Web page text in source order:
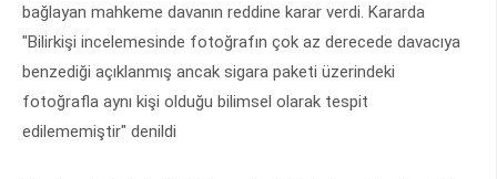
bağlayan mahkeme davanın reddine karar verdi. Kararda
"Bilirkişi incelemesinde fotoğrafın çok az derecede davacıya
benzediği açıklanmış ancak sigara paketi üzerindeki
fotoğrafla aynı kişi olduğu bilimsel olarak tespit
edilememiştir" denildi